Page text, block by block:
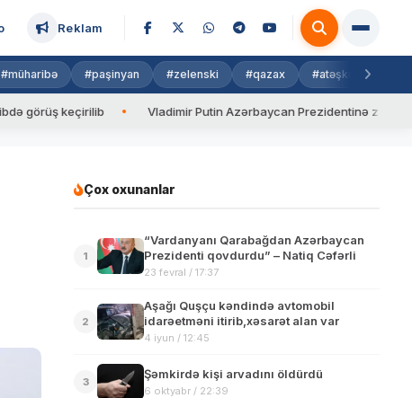
Reklam
#müharibə #paşinyan #zelenski #qazax #atəşkəs
keçirilib Vladimir Putin Azərbaycan Prezidentinə zəng edib
Çox oxunanlar
1
“Vardanyanı Qarabağdan Azərbaycan
Prezidenti qovdurdu” – Natiq Cəfərli
23 fevral / 17:37
2
Aşağı Quşçu kəndində avtomobil
idarəetməni itirib,xəsarət alan var
4 iyun / 12:45
3
Şəmkirdə kişi arvadını öldürdü
6 oktyabr / 22:39